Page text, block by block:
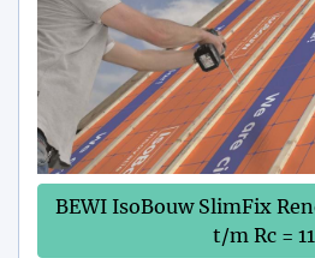
BEWI IsoBouw SlimFix
t/m Rc =